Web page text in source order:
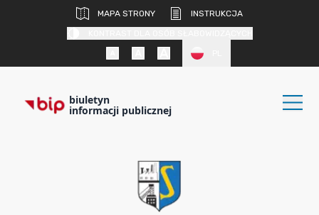
MAPA STRONY
INSTRUKCJA
biuletyn
informacji publicznej